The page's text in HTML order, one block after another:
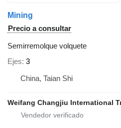
Mining
Precio a consultar
Semirremolque volquete
Ejes 3
China, Taian Shi
Weifang Changjiu International